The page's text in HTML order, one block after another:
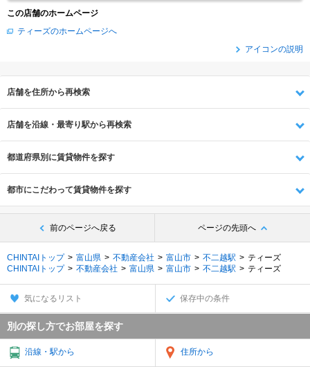
この店舗のホームページ
ティーズのホームページへ
アイコンの説明
店舗を住所から再検索
店舗を沿線・最寄り駅から再検索
都道府県別に賃貸物件を探す
都市にこだわって賃貸物件を探す
前のページへ戻る ページの先頭へ
CHINTAIトップ 富山県 不動産会社 富山市 不二越駅
ティーズ
CHINTAIトップ
不動産会社 富山県 富山市 不二越駅 ティーズ
気になるリスト 保存中の条件
別の探し方でお部屋を探す
沿線・駅から 住所から